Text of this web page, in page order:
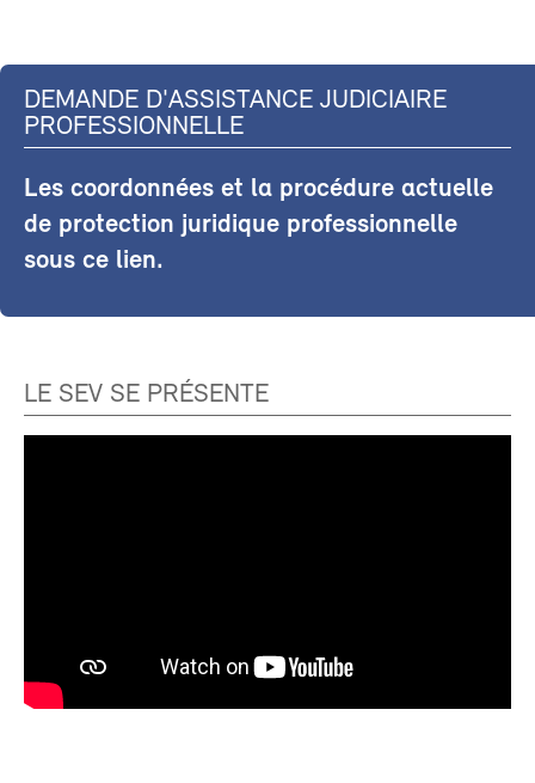
DEMANDE D'ASSISTANCE JUDICIAIRE
PROFESSIONNELLE
Les coordonnées et la procédure actuelle
de protection juridique professionnelle
sous ce lien.
LE SEV SE PRÉSENTE